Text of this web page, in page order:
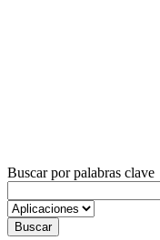
Buscar por palabras clave